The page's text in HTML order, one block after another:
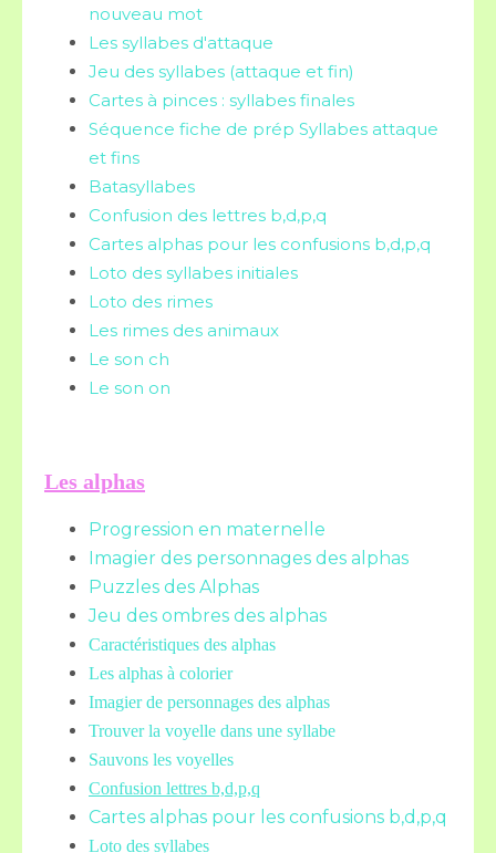
nouveau mot
Les syllabes d'attaque
Jeu des syllabes (attaque et fin)
Cartes à pinces : syllabes finales
Séquence fiche de prép Syllabes attaque
et fins
Batasyllabes
Confusion des lettres b,d,p,q
Cartes alphas pour les confusions b,d,p,q
Loto des syllabes initiales
Loto des rimes
Les rimes des animaux
Le son ch
Le son on
Les alphas
Progression en maternelle
Imagier des personnages des alphas
Puzzles des Alphas
Jeu des ombres des alphas
Caractéristiques des alphas
Les alphas à colorier
Imagier de personnages des alphas
Trouver la voyelle dans une syllabe
Sauvons les voyelles
Confusion lettres b,d,p,q
Cartes alphas pour les confusions b,d,p,q
Loto des syllabes